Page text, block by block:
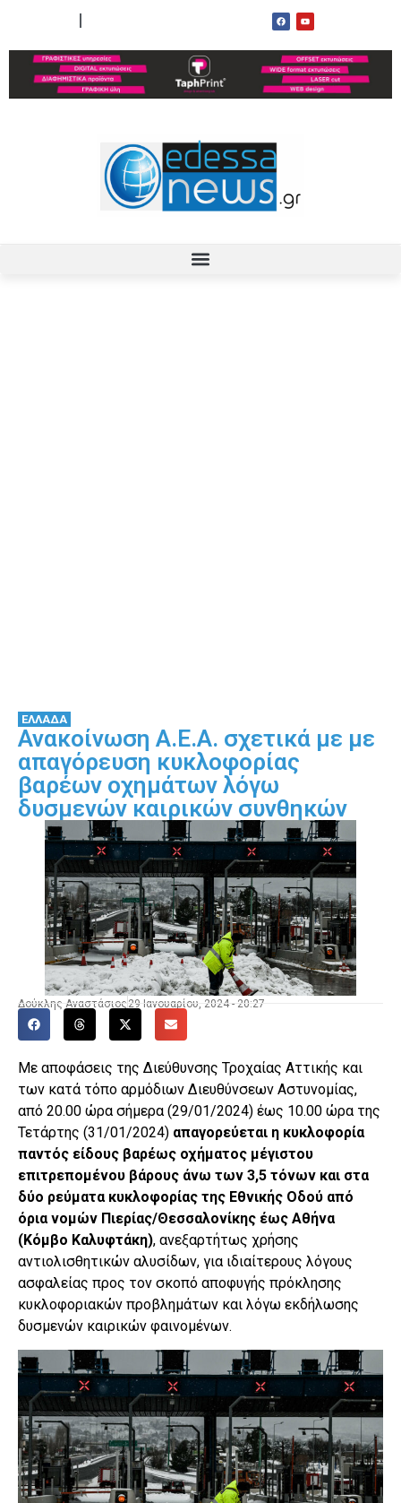
ΕΛΛΑΔΑ
Ανακοίνωση Α.Ε.Α. σχετικά με με
απαγόρευση κυκλοφορίας
βαρέων οχημάτων λόγω
δυσμενών καιρικών συνθηκών
Δούκλης Αναστάσιος 29 Ιανουαρίου, 2024 - 20:27
Με αποφάσεις της Διεύθυνσης Τροχαίας Αττικής και
των κατά τόπο αρμόδιων Διευθύνσεων Αστυνομίας,
από 20.00 ώρα σήμερα (29/01/2024) έως 10.00 ώρα της
Τετάρτης (31/01/2024) απαγορεύεται η κυκλοφορία
παντός είδους βαρέως οχήματος μέγιστου
επιτρεπομένου βάρους άνω των 3,5 τόνων και στα
δύο ρεύματα κυκλοφορίας της Εθνικής Οδού από
όρια νομών Πιερίας/Θεσσαλονίκης έως Αθήνα
(Κόμβο Καλυφτάκη), ανεξαρτήτως χρήσης
αντιολισθητικών αλυσίδων, για ιδιαίτερους λόγους
ασφαλείας προς τον σκοπό αποφυγής πρόκλησης
κυκλοφοριακών προβλημάτων και λόγω εκδήλωσης
δυσμενών καιρικών φαινομένων.